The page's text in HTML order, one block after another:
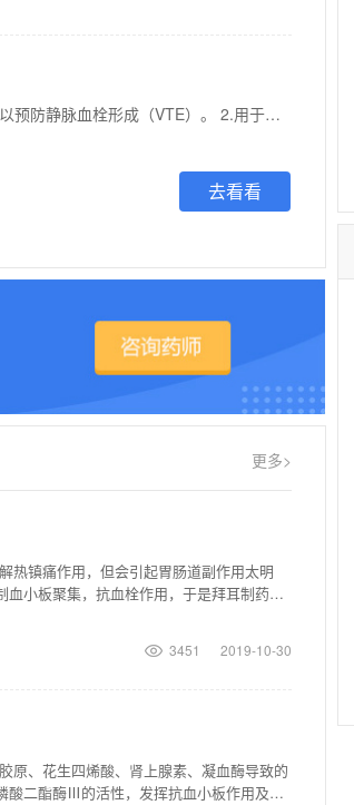
【功能主治】 1.用于择期髋关节或膝关节置换手术成年患者，以预防静脉血栓形成（VTE）。 2.用于治疗成人深静脉血栓形成（DVT）和肺栓塞（PE）；在完成至少6个月初始治疗后DVT和/或PE复发风险持续存在的患者中，用于降低DVT和/或PE复发的风险。（血流动力学不稳定PE患者参见[注意事项]） 3.用于具有一种或多种危险因素（例如：充血性心力衰竭、高血压、年龄≥75岁、糖尿病、卒中或短暂性脑缺血发作病史）的非瓣膜性房颤成年患者，以降低卒中和体循环栓塞的风险。 在使用华法林治疗控制良好的条件下，与华法林相比，利伐沙班在降低卒中及体循环栓塞风险方面相对有效性的数据有限。
去看看
更多>
热镇痛作用，但会引起胃肠道副作用太明
小板聚集，抗血栓作用，于是拜耳制药公
3451 2019-10-30
原、花生四烯酸、肾上腺素、凝血酶导致的
酸二酯酶Ⅲ的活性，发挥抗血小板作用及血